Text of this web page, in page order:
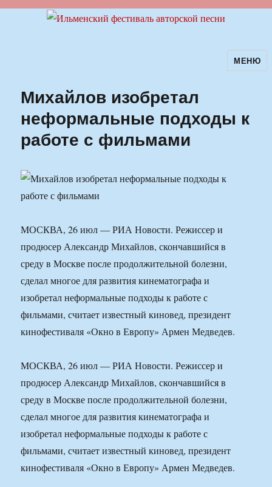
Ильменский фестиваль авторскойМЕНЮ
Михайлов изобретал
неформальные подходы к
работе с фильмами
МОСКВА, 26 июл — РИА Новости. Режиссер и
продюсер Александр Михайлов, скончавшийся в
среду в Москве после продолжительной болезни,
сделал многое для развития кинематографа и
изобретал неформальные подходы к работе с
фильмами, считает известный киновед, президент
кинофестиваля «Окно в Европу» Армен Медведев.
МОСКВА, 26 июл — РИА Новости. Режиссер и
продюсер Александр Михайлов, скончавшийся в
среду в Москве после продолжительной болезни,
сделал многое для развития кинематографа и
изобретал неформальные подходы к работе с
фильмами, считает известный киновед, президент
кинофестиваля «Окно в Европу» Армен Медведев.